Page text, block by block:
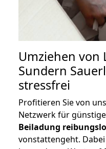
Umziehen von
Sundern
stressfrei
Profitieren Sie von
Netzwerk für
Beiladung
vonstattengeht.